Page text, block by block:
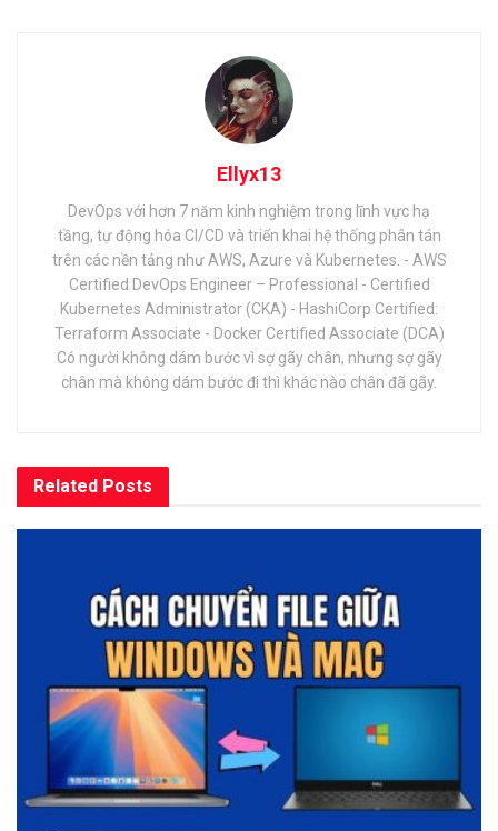
Ellyx13
DevOps với hơn 7 năm kinh nghiệm trong lĩnh vực hạ
tầng, tự động hóa CI/CD và triển khai hệ thống phân tán
trên các nền tảng như AWS, Azure và Kubernetes. - AWS
Certified DevOps Engineer – Professional - Certified
Kubernetes Administrator (CKA) - HashiCorp Certified:
Terraform Associate - Docker Certified Associate (DCA)
Có người không dám bước vì sợ gãy chân, nhưng sợ gãy
chân mà không dám bước đi thì khác nào chân đã gãy.
Related Posts